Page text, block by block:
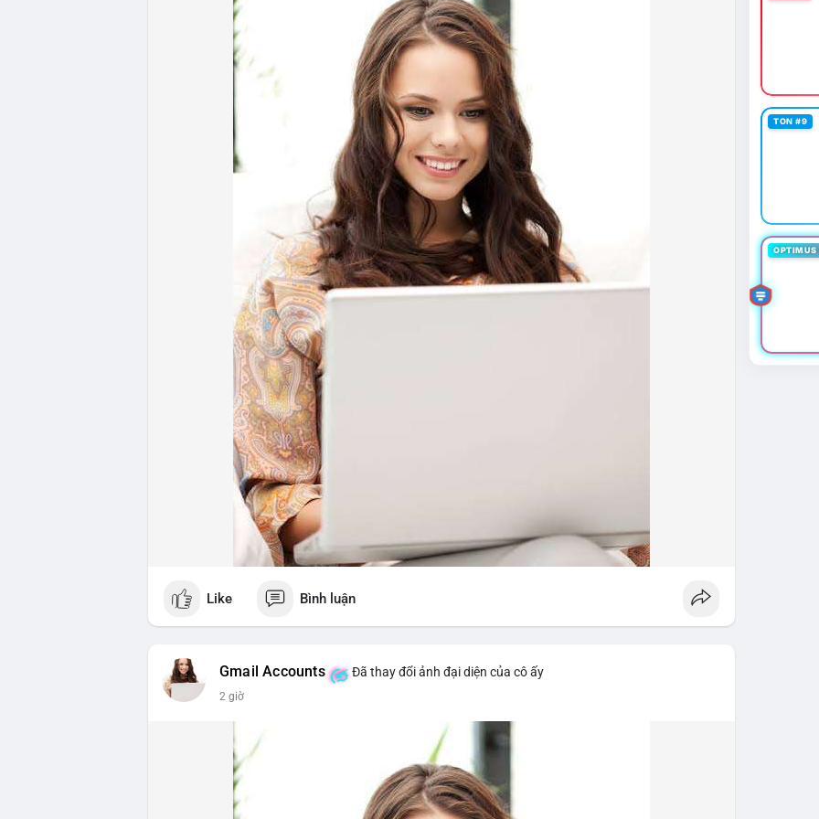
- Quy định & Pháp lý: Brazil công bố quy định mới có hiệu lực từ 1/1/2027, yêu cầu tạm dừng
24h đối với các giao dịch crypto trên 10.000 USD chuyển sang nhà cung cấp nước ngoài
hoặc ví tự quản. Fork BIP-110 của Bitcoin khai thác thành công 2 block rồi dừng do thiếu
hashpower, khoảng cách giữa các block kéo dài nhiều giờ.
Lời khuyên từ chuyên gia: Thị trường đang trong giai đoạn tích lũy với tâm lý sợ hãi chiếm
ưu thế. Nhà đầu tư nên tránh FOMO, tập trung quản trị rủi ro và chờ đợi tín hiệu rõ ràng hơn
từ dòng vốn ETF (tuần tốt nhất kể từ tháng 4 với 1 tỷ USD) trước khi gia tăng vị thế.
Xem chi tiết các bài viết đầy đủ tại dòng thời gian của Vlike.vn!
#feargreedindex #bip110fork #brazilcryptoregulation
Like Bình luận
Gmail Accounts Đã thay đổi ảnh đại diện của cô ấy
2 giờ
TON #9
OPTIMUS